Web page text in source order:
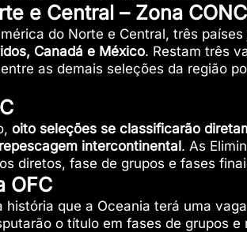
e Central – Zona
do Norte e Central, três
Canadá e México. Restam três
as demais seleções da região
oito seleções se classificarão
repescagem intercontinental . As
diretos, fase de grupos e fases
OFC
história que a Oceania terá uma
o título em fases de grupos